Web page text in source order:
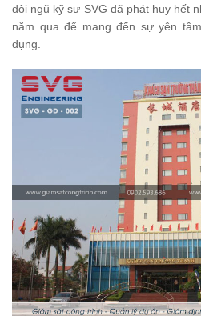
đội ngũ kỹ sư SVG đã phát huy hết
năm qua để mang đến sự yên
dụng.